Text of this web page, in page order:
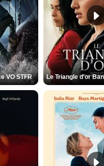
VO STFR Le Triangle d'or